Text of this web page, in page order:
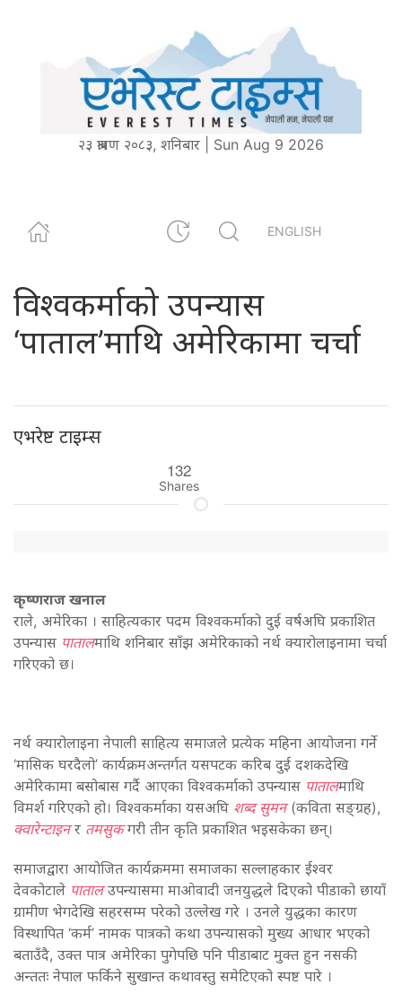
२३ श्रावण २०८३, शनिबार | Sun Aug 9 2026
ENGLISH
विश्वकर्माको उपन्यास
‘पाताल’माथि अमेरिकामा चर्चा
एभरेष्ट टाइम्स
132
Shares
कृष्णराज खनाल
राले, अमेरिका । साहित्यकार पदम विश्वकर्माको दुई वर्षअघि प्रकाशित
उपन्यास पातालमाथि शनिबार साँझ अमेरिकाको नर्थ क्यारोलाइनामा चर्चा
गरिएको छ।
नर्थ क्यारोलाइना नेपाली साहित्य समाजले प्रत्येक महिना आयोजना गर्ने
‘मासिक घरदैलो’ कार्यक्रमअन्तर्गत यसपटक करिब दुई दशकदेखि
अमेरिकामा बसोबास गर्दै आएका विश्वकर्माको उपन्यास पातालमाथि
विमर्श गरिएको हो। विश्वकर्माका यसअघि शब्द सुमन(कविता सङ्ग्रह),
क्वारेन्टाइनर तमसुकगरी तीन कृति प्रकाशित भइसकेका छन्।
समाजद्वारा आयोजित कार्यक्रममा समाजका सल्लाहकार ईश्वर
देवकोटाले पातालउपन्यासमा माओवादी जनयुद्धले दिएको पीडाको छायाँ
ग्रामीण भेगदेखि सहरसम्म परेको उल्लेख गरे । उनले युद्धका कारण
विस्थापित ‘कर्म’ नामक पात्रको कथा उपन्यासको मुख्य आधार भएको
बताउँदै, उक्त पात्र अमेरिका पुगेपछि पनि पीडाबाट मुक्त हुन नसकी
अन्ततः नेपाल फर्किने सुखान्त कथावस्तु समेटिएको स्पष्ट पारे ।